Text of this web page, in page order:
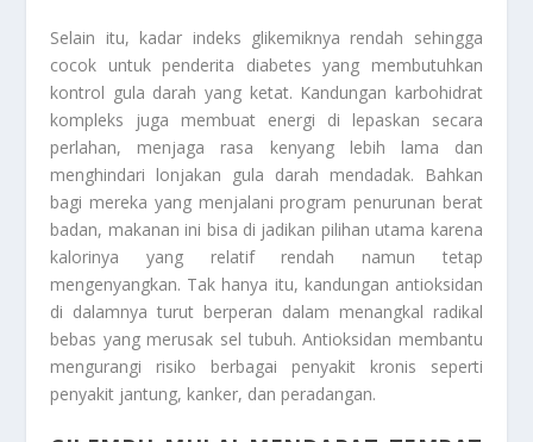
Selain itu, kadar indeks glikemiknya rendah sehingga
cocok untuk penderita diabetes yang membutuhkan
kontrol gula darah yang ketat. Kandungan karbohidrat
kompleks juga membuat energi di lepaskan secara
perlahan, menjaga rasa kenyang lebih lama dan
menghindari lonjakan gula darah mendadak. Bahkan
bagi mereka yang menjalani program penurunan berat
badan, makanan ini bisa di jadikan pilihan utama karena
kalorinya yang relatif rendah namun tetap
mengenyangkan. Tak hanya itu, kandungan antioksidan
di dalamnya turut berperan dalam menangkal radikal
bebas yang merusak sel tubuh. Antioksidan membantu
mengurangi risiko berbagai penyakit kronis seperti
penyakit jantung, kanker, dan peradangan.